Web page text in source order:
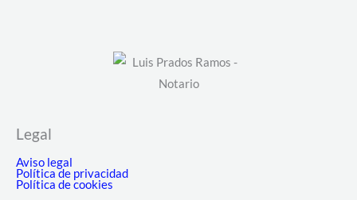
Legal
Aviso legal
Política de privacidad
Política de cookies